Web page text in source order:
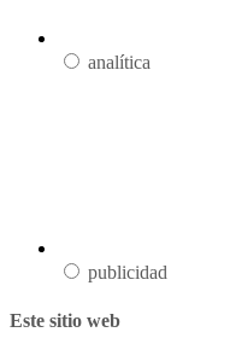
analítica
publicidad
Este sitio web